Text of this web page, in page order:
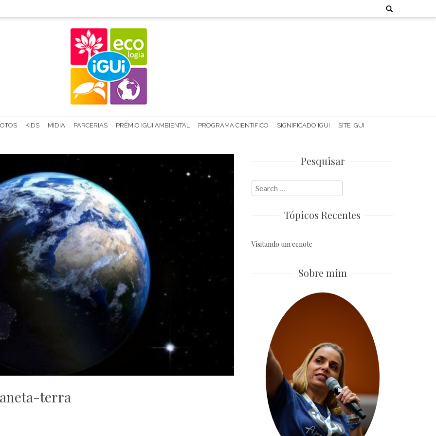
Search
for:
KIDS MÍDIA PARCERIAS PRÊMIO IGUI AMBIENTAL PROGRAMA CIENTÍFICO SIGNIFICADO IGUI SITE IGUI
terra
Pesquisar
Search
for:
Tópicos Recentes
Visitando um cenote
Sobre mim